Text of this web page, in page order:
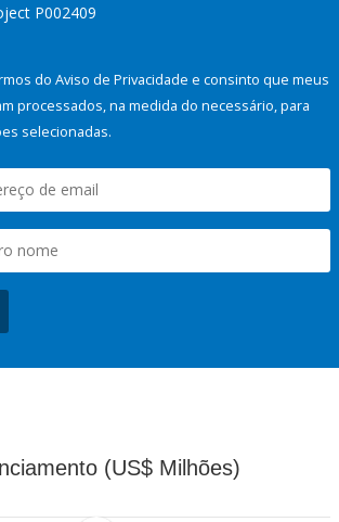
P002409
do Aviso de Privacidade e consinto que meus
processados, na medida do necessário, para
selecionadas.
(US$ Milhões)